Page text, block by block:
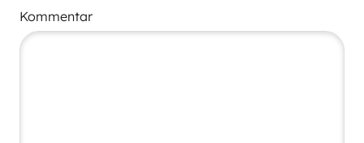
Kommentar